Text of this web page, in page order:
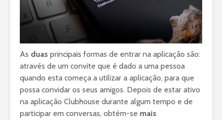
As duas principais formas de entrar na aplicação são:
através de um convite que é dado a uma pessoa
quando esta começa a utilizar a aplicação, para que
possa convidar os seus amigos. Depois de estar ativo
na aplicação Clubhouse durante algum tempo e de
participar em conversas, obtém-se mais